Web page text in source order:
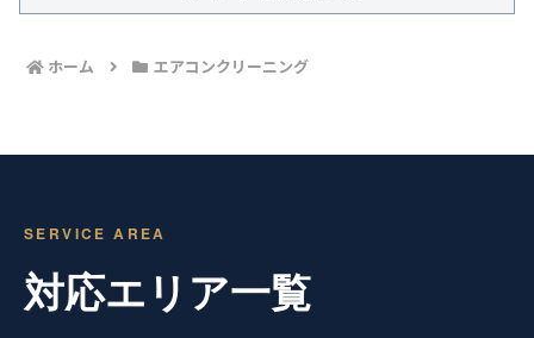
ホーム エアコンクリーニング
SERVICE AREA
対応エリア一覧